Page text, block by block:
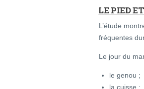
LE PIED
L’étude
fréquentes
Le jour du
le genou ;
la cuisse ;